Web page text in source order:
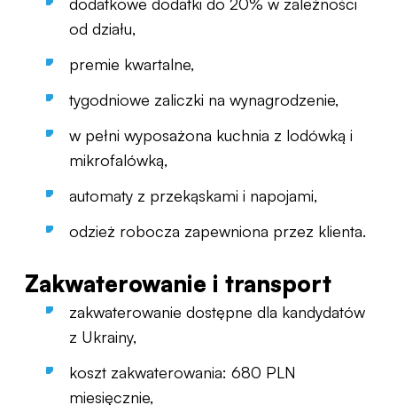
od działu,
premie kwartalne,
tygodniowe zaliczki na wynagrodzenie,
w pełni wyposażona kuchnia z lodówką i
mikrofalówką,
automaty z przekąskami i napojami,
odzież robocza zapewniona przez klienta.
Zakwaterowanie i transport
zakwaterowanie dostępne dla kandydatów
z Ukrainy,
koszt zakwaterowania: 680 PLN
miesięcznie,